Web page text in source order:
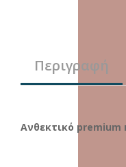
Περιγραφή
Ανθεκτικό